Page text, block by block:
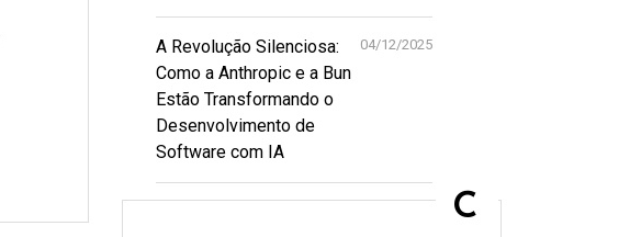
A Revolução Silenciosa:
Como a Anthropic e a Bun
Estão Transformando o
Desenvolvimento de
Software com IA
04/12/2025
C